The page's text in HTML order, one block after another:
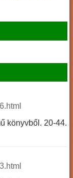
könyvből. 20-44.